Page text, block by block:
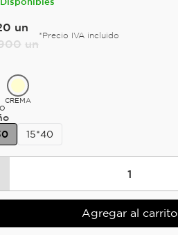
un
un
*Precio IVA incluido
CREMA
15*40
Agregar al carrito